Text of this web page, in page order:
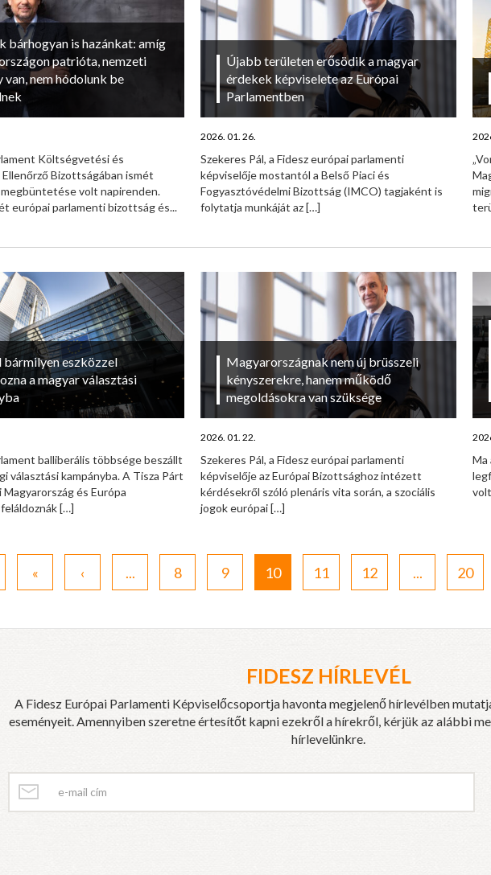
bárhogyan is hazánkat: amíg
patrióta, nemzeti
van, nem hódolunk be
Költségvetési és
Bizottságában ismét
volt napirenden.
európai parlamenti bizottság és...
Újabb területen erősödik a magyar
érdekek képviselete az Európai
Parlamentben
2026. 01. 26.
Szekeres Pál, a Fidesz európai parlamenti
képviselője mostantól a Belső Piaci és
Fogyasztóvédelmi Bizottság (IMCO) tagjaként is
folytatja munkáját az[…]
bármilyen eszközzel
a magyar választási
balliberális többsége beszállt
választási kampányba. A Tisza Párt
és Európa
[…]
Magyarországnak nem új brüsszeli
kényszerekre, hanem működő
megoldásokra van szüksége
2026. 01. 22.
Szekeres Pál, a Fidesz európai parlamenti
képviselője az Európai Bizottsághoz intézett
kérdésekről szóló plenáris vita során, a szociális
jogok európai […]
Ma
« ‹ ... 8 9 10 11 12 ... 20
FIDESZ HÍRLEVÉL
A Fidesz Európai Parlamenti Képviselőcsoportja havonta megjelenő hírlevélben
eseményeit. Amennyiben szeretne értesítőt kapni ezekről a hírekről, kérjük az alábbi
hírlevelünkre.